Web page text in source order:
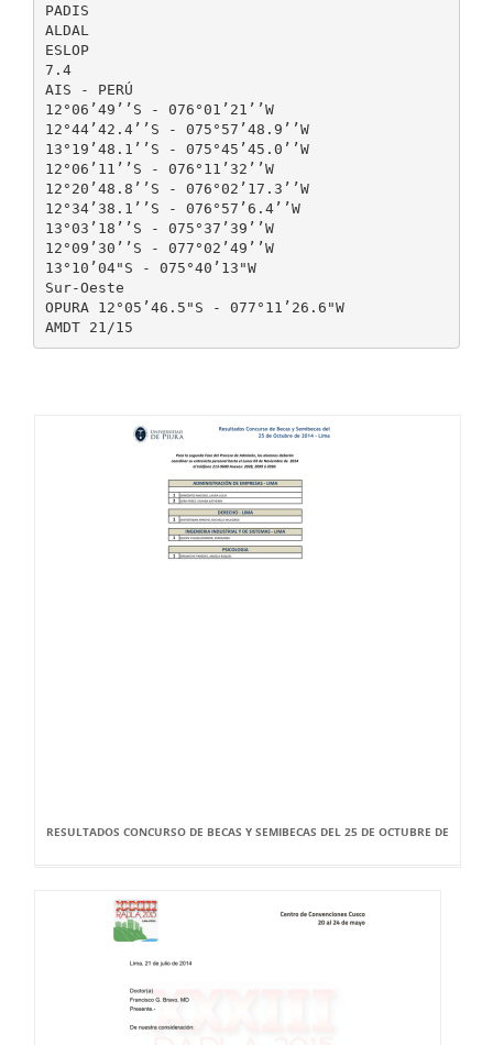
PADIS
ALDAL
ESLOP
7.4
AIS - PERÚ
12°06’49’’S - 076°01’21’’W
12°44’42.4’’S - 075°57’48.9’’W
13°19’48.1’’S - 075°45’45.0’’W
12°06’11’’S - 076°11’32’’W
12°20’48.8’’S - 076°02’17.3’’W
12°34’38.1’’S - 076°57’6.4’’W
13°03’18’’S - 075°37’39’’W
12°09’30’’S - 077°02’49’’W
13°10’04"S - 075°40’13"W
Sur-Oeste
OPURA 12°05’46.5"S - 077°11’26.6"W
RESULTADOS CONCURSO DE BECAS Y SEMIBECAS DEL 25 DE OCTUBRE DE